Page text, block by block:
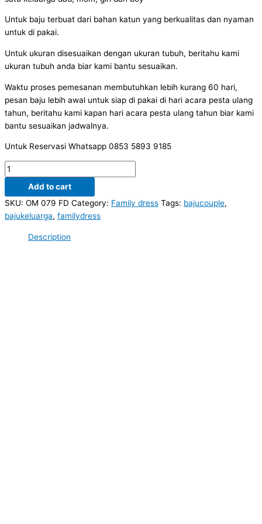
Untuk baju terbuat dari bahan katun yang berkualitas dan nyaman
untuk di pakai.
Untuk ukuran disesuaikan dengan ukuran tubuh, beritahu kami
ukuran tubuh anda biar kami bantu sesuaikan.
Waktu proses pemesanan membutuhkan lebih kurang 60 hari,
pesan baju lebih awal untuk siap di pakai di hari acara pesta ulang
tahun, beritahu kami kapan hari acara pesta ulang tahun biar kami
bantu sesuaikan jadwalnya.
Untuk Reservasi Whatsapp 0853 5893 9185
Family
dress
keluarga
satu
Add to cart
SKU: OM 079 FD Category: Family dress Tags: bajucouple,
bajukeluarga, familydress
Description